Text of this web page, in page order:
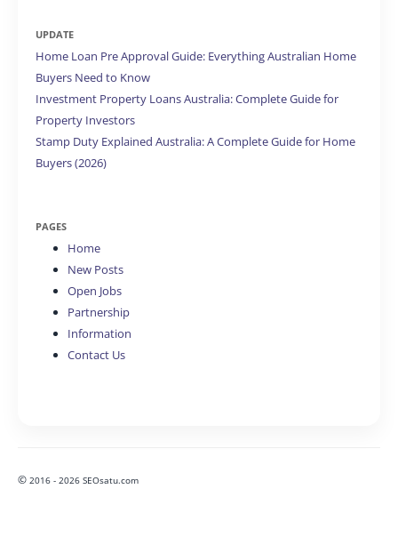
UPDATE
Home Loan Pre Approval Guide: Everything Australian Home
Buyers Need to Know
Investment Property Loans Australia: Complete Guide for
Property Investors
Stamp Duty Explained Australia: A Complete Guide for Home
Buyers (2026)
PAGES
Home
New Posts
Open Jobs
Partnership
Information
Contact Us
© 2016 - 2026 SEOsatu.com